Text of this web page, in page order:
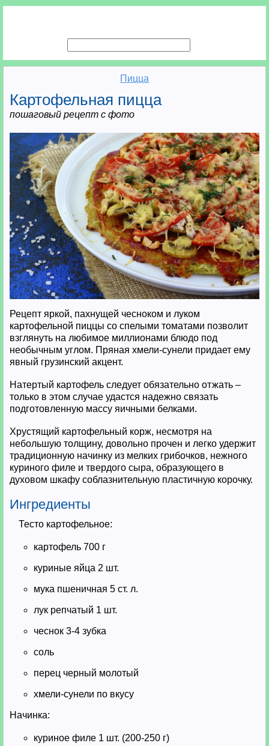
Пицца
Картофельная пицца
пошаговый рецепт с фото
Рецепт яркой, пахнущей чесноком и луком
картофельной пиццы со спелыми томатами позволит
взглянуть на любимое миллионами блюдо под
необычным углом. Пряная хмели-сунели придает ему
явный грузинский акцент.
Натертый картофель следует обязательно отжать –
только в этом случае удастся надежно связать
подготовленную массу яичными белками.
Хрустящий картофельный корж, несмотря на
небольшую толщину, довольно прочен и легко удержит
традиционную начинку из мелких грибочков, нежного
куриного филе и твердого сыра, образующего в
духовом шкафу соблазнительную пластичную корочку.
Ингредиенты
Тесто картофельное:
картофель 700 г
куриные яйца 2 шт.
мука пшеничная 5 ст. л.
лук репчатый 1 шт.
чеснок 3-4 зубка
соль
перец черный молотый
хмели-сунели по вкусу
Начинка:
куриное филе 1 шт. (200-250 г)